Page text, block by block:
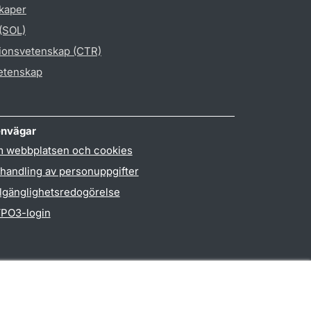
(CTR)
webbplatsen och cookies
av personuppgifter
login